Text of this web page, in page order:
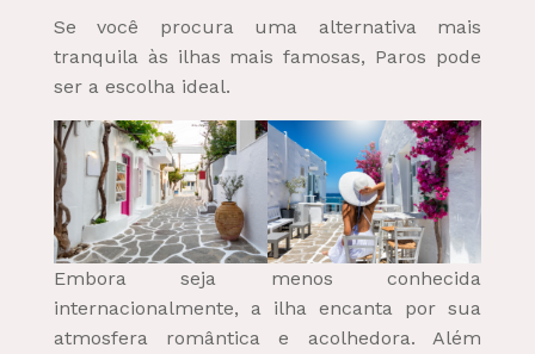
Se você procura uma alternativa mais
tranquila às ilhas mais famosas, Paros pode
ser a escolha ideal.
Embora seja menos conhecida
internacionalmente, a ilha encanta por sua
atmosfera romântica e acolhedora. Além